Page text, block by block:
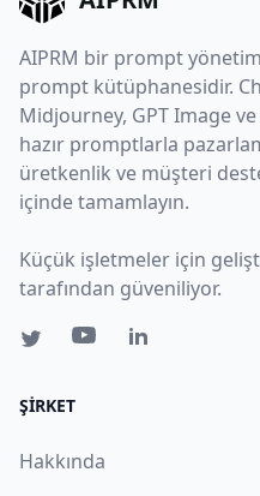
AIPRM bir prompt
prompt kütüphanesidir.
Midjourney, GPT Image
hazır promptlarla
üretkenlik ve müşteri
içinde tamamlayın.
Küçük işletmeler için
tarafından güveniliyor.
ŞIRKET
Hakkında